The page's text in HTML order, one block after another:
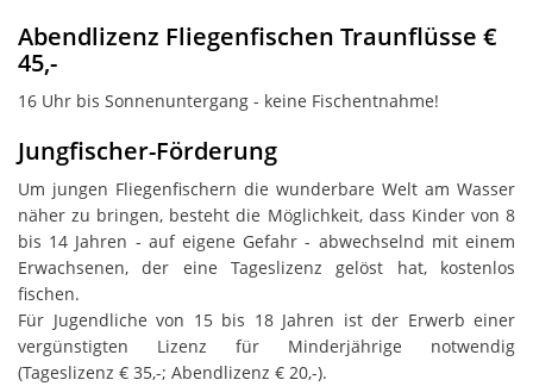
Abendlizenz Fliegenfischen Traunflüsse €
45,-
16 Uhr bis Sonnenuntergang - keine Fischentnahme!
Jungfischer-Förderung
Um jungen Fliegenfischern die wunderbare Welt am Wasser
näher zu bringen, besteht die Möglichkeit, dass Kinder von 8
bis 14 Jahren - auf eigene Gefahr - abwechselnd mit einem
Erwachsenen, der eine Tageslizenz gelöst hat, kostenlos
fischen.
Für Jugendliche von 15 bis 18 Jahren ist der Erwerb einer
vergünstigten Lizenz für Minderjährige notwendig
(Tageslizenz € 35,-; Abendlizenz € 20,-).